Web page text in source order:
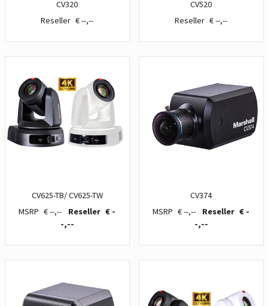
CV320
€ --,--
CV520
€ --,--
CV625-TB/ CV625-TW
€ --,--
€ -
-,--
CV374
€ --,--
€ -
-,--